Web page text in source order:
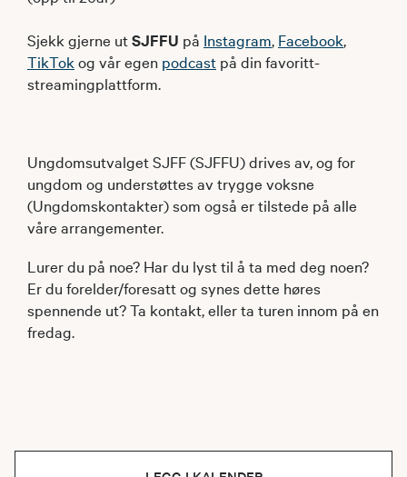
Sjekk gjerne utSJFFU på Instagram, Facebook,
TikTok og vår egen podcast på din favoritt-
streamingplattform.
Ungdomsutvalget SJFF (SJFFU) drives av, og for
ungdom og understøttes av trygge voksne
(Ungdomskontakter) som også er tilstede på alle
våre arrangementer.
Lurer du på noe? Har du lyst til å ta med deg noen?
Er du forelder/foresatt og synes dette høres
spennende ut? Ta kontakt, eller ta turen innom på en
fredag.